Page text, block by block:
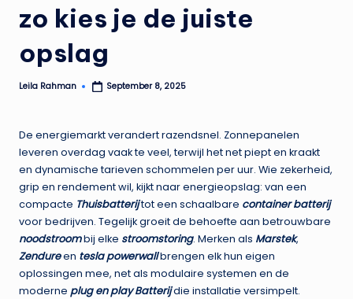
zo kies je de juiste
opslag
Posted
Leila Rahman September 8, 2025
De energiemarkt verandert razendsnel. Zonnepanelen
leveren overdag vaak te veel, terwijl het net piept en kraakt
en dynamische tarieven schommelen per uur. Wie zekerheid,
grip en rendement wil, kijkt naar energieopslag: van een
compacte Thuisbatterijtot een schaalbare container batterij
voor bedrijven. Tegelijk groeit de behoefte aan betrouwbare
noodstroombij elke stroomstoring. Merken als Marstek,
Zendureen tesla powerwallbrengen elk hun eigen
oplossingen mee, net als modulaire systemen en de
moderne plug en play Batterijdie installatie versimpelt.